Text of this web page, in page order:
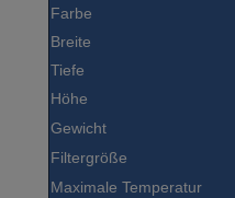
Farbe
Breite
Tiefe
Höhe
Gewicht
Filtergröße
Maximale Temperatur